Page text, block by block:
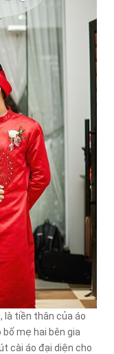
là tiền thân của áo
mẹ hai bên gia
cài áo đại diện cho